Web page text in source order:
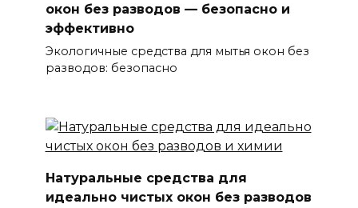
окон без разводов — безопасно и
эффективно
Экологичные средства для мытья окон без
разводов: безопасно
Натуральные средства для
идеально чистых окон без разводов